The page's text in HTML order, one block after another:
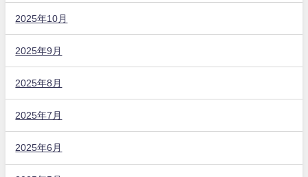
2025年10月
2025年9月
2025年8月
2025年7月
2025年6月